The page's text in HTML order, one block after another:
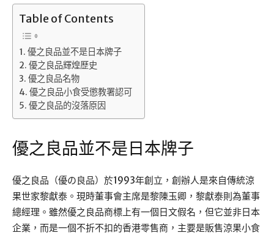
Table of Contents
優之良品並不是日本牌子
優之良品輝煌歷史
優之良品名物
優之良品小食受懲教署認可
優之良品的沒落原因
優之良品並不是日本牌子
優之良品（優の良品）於1993年創立，創辦人是來自傳統涼
果世家黎獻泰。現時董事會主席是黎陳玉卿，黎獻泰則為董事
總經理。雖然優之良品商標上有一個日文假名，但它並非日本
企業，而是一個不折不扣的香港零售商，主要是販售涼果小食